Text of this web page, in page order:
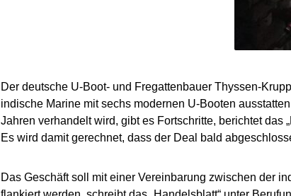
Der deutsche U-Boot- und Fregattenbauer Thyssen-
indische Marine mit sechs modernen U-Booten
Jahren verhandelt wird, gibt es Fortschritte, berichtet das
Es wird damit gerechnet, dass der Deal bald
Das Geschäft soll mit einer Vereinbarung zwischen der